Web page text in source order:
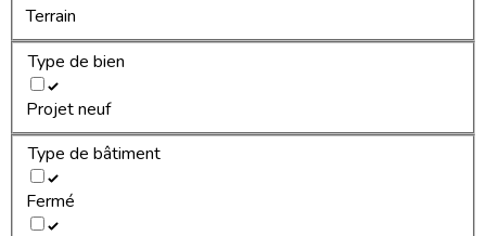
Terrain
Type de bien
Projet neuf
Type de bâtiment
Fermé